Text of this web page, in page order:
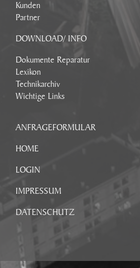
Kunden
Partner
DOWNLOAD/ INFO
Dokumente Reparatur
Lexikon
Technikarchiv
Wichtige Links
ANFRAGEFORMULAR
HOME
LOGIN
IMPRESSUM
DATENSCHUTZ